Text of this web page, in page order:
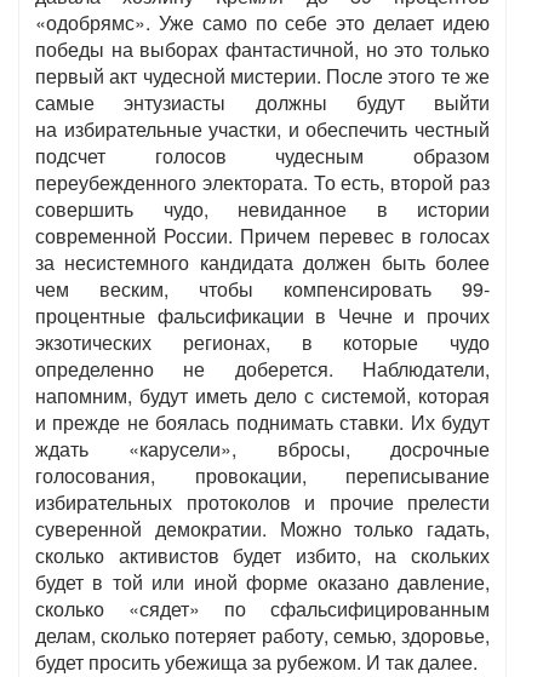
«одобрямс». Уже само по себе это делает идею
победы на выборах фантастичной, но это только
первый акт чудесной мистерии. После этого те же
самые энтузиасты должны будут выйти
на избирательные участки, и обеспечить честный
подсчет голосов чудесным образом
переубежденного электората. То есть, второй раз
совершить чудо, невиданное в истории
современной России. Причем перевес в голосах
за несистемного кандидата должен быть более
чем веским, чтобы компенсировать 99-
процентные фальсификации в Чечне и прочих
экзотических регионах, в которые чудо
определенно не доберется. Наблюдатели,
напомним, будут иметь дело с системой, которая
и прежде не боялась поднимать ставки. Их будут
ждать «карусели», вбросы, досрочные
голосования, провокации, переписывание
избирательных протоколов и прочие прелести
суверенной демократии. Можно только гадать,
сколько активистов будет избито, на скольких
будет в той или иной форме оказано давление,
сколько «сядет» по сфальсифицированным
делам, сколько потеряет работу, семью, здоровье,
будет просить убежища за рубежом. И так далее.